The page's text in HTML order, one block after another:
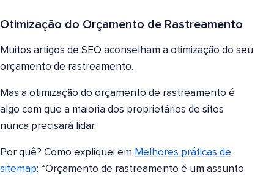
Otimização do Orçamento de Rastreamento
Muitos artigos de SEO aconselham a otimização do seu
orçamento de rastreamento.
Mas a otimização do orçamento de rastreamento é
algo com que a maioria dos proprietários de sites
nunca precisará lidar.
Por quê? Como expliquei em Melhores práticas de
sitemap: “Orçamento de rastreamento é um assunto